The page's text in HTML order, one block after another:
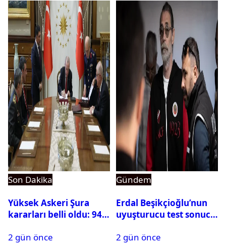
Son Dakika
Yüksek Askeri Şura
kararları belli oldu: 94
2 gün önce
Gündem
Erdal Beşikçioğlu’nun
uyuşturucu test sonucu
2 gün önce